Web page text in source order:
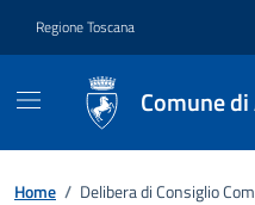
Regione Toscana
Comune
Home / Delibera di Consiglio